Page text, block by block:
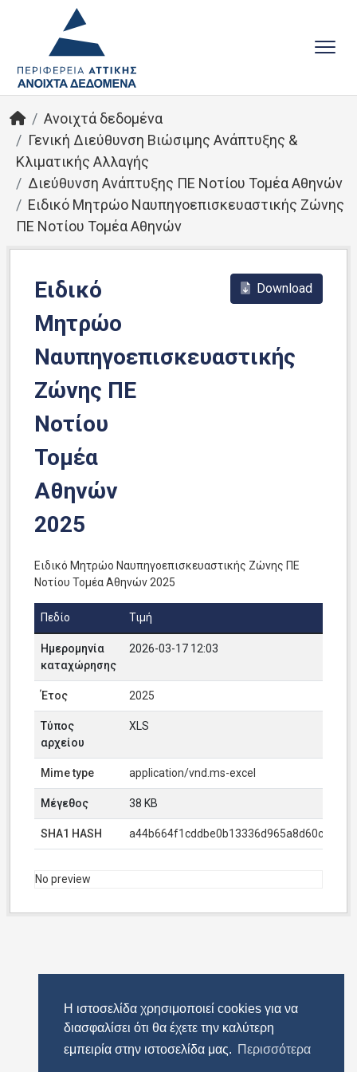
Η ιστοσελίδα χρησιμοποιεί cookies για να
διασφαλίσει ότι θα έχετε την καλύτερη
εμπειρία στην ιστοσελίδα μας. Περισσότερα
Ανοιχτά δεδομένα
Γενική Διεύθυνση Βιώσιμης Ανάπτυξης &
Κλιματικής Αλλαγής
Διεύθυνση Ανάπτυξης ΠΕ Νοτίου Τομέα Αθηνών
Ειδικό Μητρώο Ναυπηγοεπισκευαστικής Ζώνης
ΠΕ Νοτίου Τομέα Αθηνών
Ειδικό
Μητρώο
Ναυπηγοεπισκευαστικής
Ζώνης ΠΕ
Νοτίου
Τομέα
Αθηνών
2025
Download
Ειδικό Μητρώο Ναυπηγοεπισκευαστικής Ζώνης ΠΕ
Νοτίου Τομέα Αθηνών 2025
Πεδίο Τιμή
Ημερομηνία
καταχώρησης
2026-03-17 12:03
Έτος 2025
Τύπος
αρχείου
XLS
Mime type application/vnd.ms-excel
Μέγεθος 38 KB
SHA1 HASH
No preview